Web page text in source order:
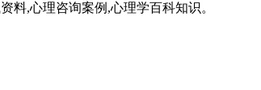
料,心理咨询案例,心理学百科知识。